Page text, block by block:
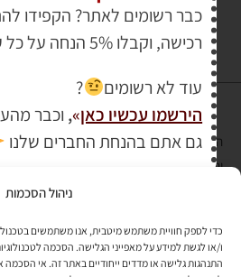
ניהול הסכמות
ו/או לגשת למידע על מאפייני הגלישה. הסכמה
התנהגות גלישה או מדדים ייחודיים באתר זה. אי
והעומד בתקן אבטחה PCI DSS Level-1
לתקנון האתר»
כבר רשומים לאתר? הקפידו
רכישה, וקבלו 5% הנחה על כל עגלת הקניות.
עוד לא רשומים
?
הירשמו עכשיו כאן»
, וכבר
גם אתם בהנחת החברים שלנו